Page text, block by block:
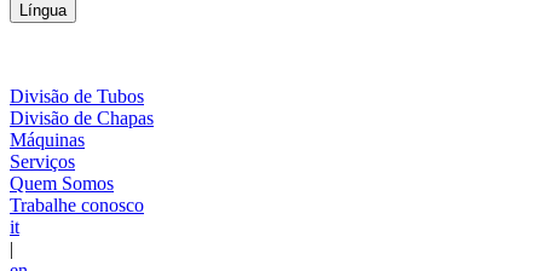
Língua
Divisão de Tubos
Divisão de Chapas
Máquinas
Serviços
Quem Somos
Trabalhe conosco
it
|